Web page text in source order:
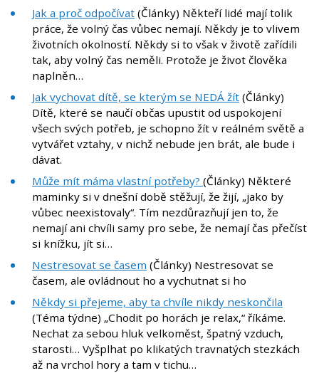
Jak a proč odpočívat (Články) Někteří lidé mají tolik
práce, že volný čas vůbec nemají. Někdy je to vlivem
životních okolností. Někdy si to však v životě zařídili
tak, aby volný čas neměli. Protože je život člověka
naplněn…
Jak vychovat dítě, se kterým se NEDÁ žít (Články)
Dítě, které se naučí občas upustit od uspokojení
všech svých potřeb, je schopno žít v reálném světě a
vytvářet vztahy, v nichž nebude jen brát, ale bude i
dávat.
Může mít máma vlastní potřeby? (Články) Některé
maminky si v dnešní době stěžují, že žijí, „jako by
vůbec neexistovaly“. Tím nezdůrazňují jen to, že
nemají ani chvíli samy pro sebe, že nemají čas přečíst
si knížku, jít si…
Nestresovat se časem (Články) Nestresovat se
časem, ale ovládnout ho a vychutnat si ho
Někdy si přejeme, aby ta chvíle nikdy neskončila
(Téma týdne) „Chodit po horách je relax,“ říkáme.
Nechat za sebou hluk velkoměst, špatný vzduch,
starosti… Vyšplhat po klikatých travnatých stezkách
až na vrchol hory a tam v tichu…